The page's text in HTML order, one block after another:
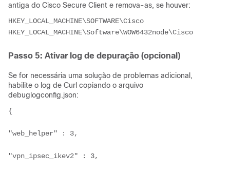
antiga do Cisco Secure Client e remova-as, se houver:
HKEY_LOCAL_MACHINE\SOFTWARE\Cisco
HKEY_LOCAL_MACHINE\Software\WOW6432node\Cisco
Passo 5: Ativar log de depuração (opcional)
Se for necessária uma solução de problemas adicional,
habilite o log de Curl copiando o arquivo
debuglogconfig.json:
{
"web_helper" : 3,
"vpn_ipsec_ikev2" : 3,